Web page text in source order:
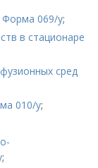
Форма 069/у;
в стационаре
сред
010/у;
;